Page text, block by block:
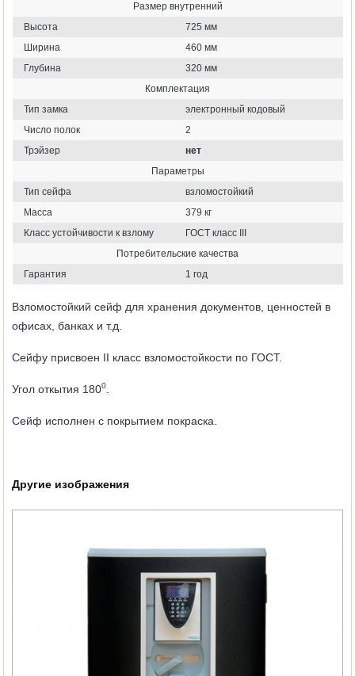
Размер внутренний
Высота
725 мм
Ширина
460 мм
Глубина
320 мм
Комплектация
Тип замка
электронный кодовый
Число полок
2
Трэйзер
нет
Параметры
Тип сейфа
взломостойкий
Масса
379 кг
Класс устойчивости к взлому
ГОСТ класс III
Потребительские качества
Гарантия
1 год
Взломостойкий сейф для хранения документов, ценностей в
офисах, банках и т.д.
Сейфу присвоен II класс взломостойкости по ГОСТ.
Угол откытия 1800
Сейф исполнен с покрытием покраска.
Другие изображения